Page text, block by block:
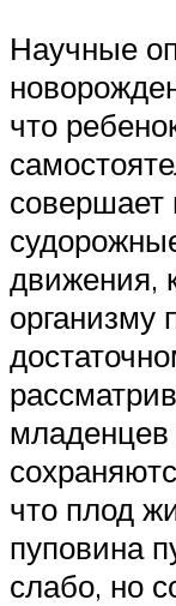
Научные
что
совершает
движения,
организму
младенцев
что плод
пуповина
слабо, но